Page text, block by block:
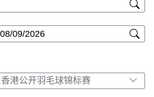
港公开羽毛球锦标赛